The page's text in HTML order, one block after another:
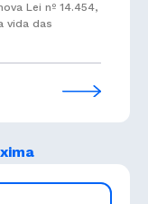
Lei nº 14.454,
vida das